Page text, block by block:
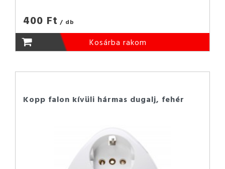
400 Ft / db
Kosárba rakom
Kopp falon kívüli hármas dugalj, fehér